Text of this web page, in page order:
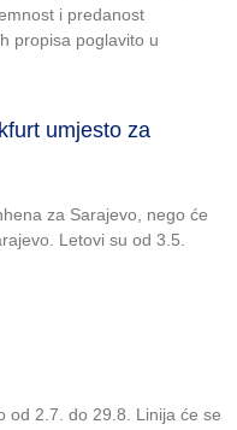
i predanost
propisa poglavito u
umjesto za
za Sarajevo, nego će
Letovi su od 3.5.
od 2.7. do 29.8. Linija će se